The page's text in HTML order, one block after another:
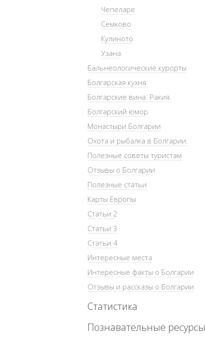
Чепеларе
Семково
Кулиното
Узана
Бальнеологические курорты
Болгарская кухня
Болгарские вина. Ракия.
Болгарский юмор
Монастыри Болгарии
Охота и рыбалка в Болгарии.
Полезные советы туристам
Отзывы о Болгарии
Полезные статьи
Карты Европы
Статьи 2
Статьи 3
Статьи 4
Интересные места
Интересные факты о Болгарии
Отзывы и рассказы о Болгарии
Статистика
Познавательные ресурсы